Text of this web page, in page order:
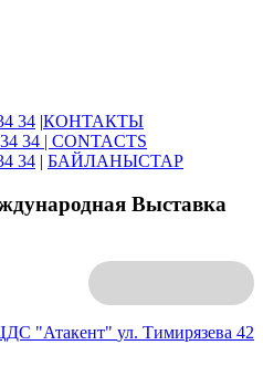
34 |КОНТАКТЫ
34 | CONTACTS
34 | БАЙЛАНЫСТАР
Выставка
"Атакент" ул. Тимирязева 42